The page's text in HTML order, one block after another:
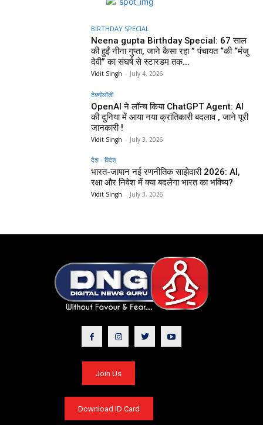
BIRTHDAY SPECIAL
Neena gupta Birthday Special: 67 साल
की हुईं नीना गुप्ता, जाने कैसा रहा ” पंचायत “की “मंजु
देवी” का संघर्ष से स्टारडम तक...
Vidit Singh - July 4, 2026
टेक्नोलॉजी
OpenAI ने लॉन्च किया ChatGPT Agent: AI
की दुनिया में आया नया क्रांतिकारी बदलाव , जाने पूरी
जानकारी !
Vidit Singh - July 3, 2026
देश - विदेश
भारत-जापान नई रणनीतिक साझेदारी 2026: AI,
रक्षा और निवेश में क्या बदलेगा भारत का भविष्य?
Vidit Singh - July 3, 2026
Join Us
Download ID Card